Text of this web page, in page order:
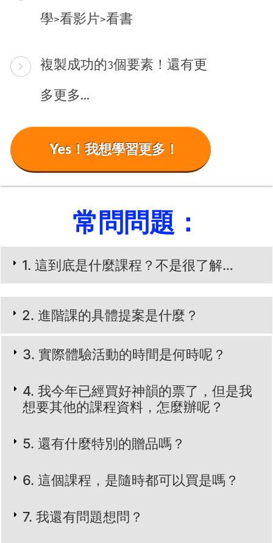
學>看影片>看書
複製成功的3個要素！還有更
多更多…
Yes！我想學習更多！
常問問題：​
1. 這到底是什麼課程？不是很了解…
2. 進階課的具體提案是什麼？
​3. 實際體驗活動的時間是何時呢？
​​4. 我今年已經買好神韻的票了，但是我
想要其他的課程資料，怎麼辦呢？
​​​5. 還有什麼特別的贈品嗎？
​​​​6. 這個課程，是隨時都可以買是嗎？
​​​​​7. 我還有問題想問？